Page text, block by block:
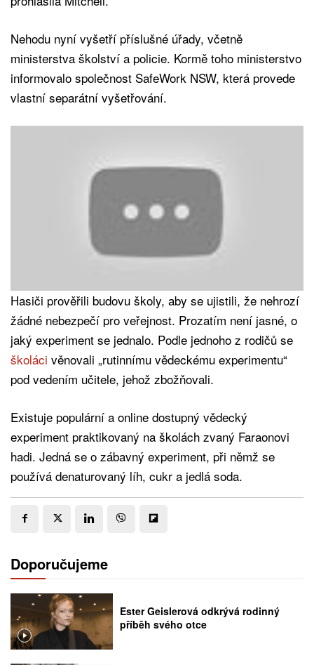
Nehodu nyní vyšetří příslušné úřady, včetně
ministerstva školství a policie. Kormě toho ministerstvo
informovalo společnost SafeWork NSW, která provede
vlastní separátní vyšetřování.
Hasiči prověřili budovu školy, aby se ujistili, že nehrozí
žádné nebezpečí pro veřejnost. Prozatím není jasné, o
jaký experiment se jednalo. Podle jednoho z rodičů se
školáci věnovali „rutinnímu vědeckému experimentu“
pod vedením učitele, jehož zbožňovali.
Existuje populární a online dostupný vědecký
experiment praktikovaný na školách zvaný Faraonovi
hadi. Jedná se o zábavný experiment, při němž se
používá denaturovaný líh, cukr a jedlá soda.
Doporučujeme
Ester Geislerová odkrývá rodinný
příběh svého otce